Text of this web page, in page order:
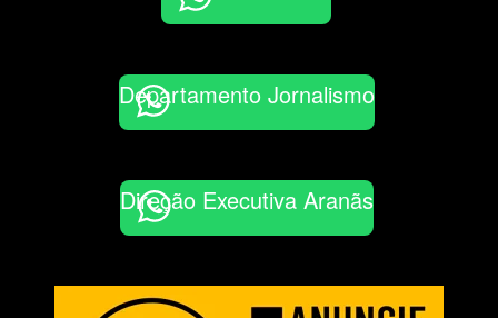
Departamento Jornalismo
Direção Executiva Aranãs